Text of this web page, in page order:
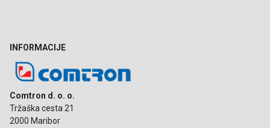
INFORMACIJE
Comtron d. o. o.
Tržaška cesta 21
2000 Maribor